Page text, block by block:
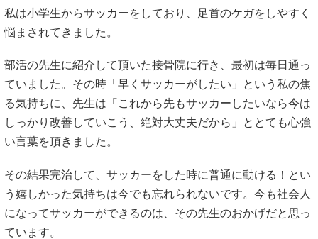
私は小学生からサッカーをしており、足首のケガをしやすく
悩まされてきました。
部活の先生に紹介して頂いた接骨院に行き、最初は毎日通っ
ていました。その時「早くサッカーがしたい」という私の焦
る気持ちに、先生は「これから先もサッカーしたいなら今は
しっかり改善していこう、絶対大丈夫だから」ととても心強
い言葉を頂きました。
その結果完治して、サッカーをした時に普通に動ける！とい
う嬉しかった気持ちは今でも忘れられないです。今も社会人
になってサッカーができるのは、その先生のおかげだと思っ
ています。